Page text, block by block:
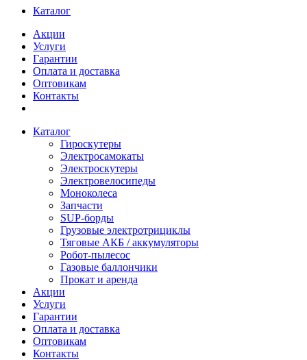
Каталог
Акции
Услуги
Гарантии
Оплата и доставка
Оптовикам
Контакты
Каталог
Гироскутеры
Электросамокаты
Электроскутеры
Электровелосипеды
Моноколеса
Запчасти
SUP-борды
Грузовые электротрициклы
Тяговые АКБ / аккумуляторы
Робот-пылесос
Газовые баллончики
Прокат и аренда
Акции
Услуги
Гарантии
Оплата и доставка
Оптовикам
Контакты